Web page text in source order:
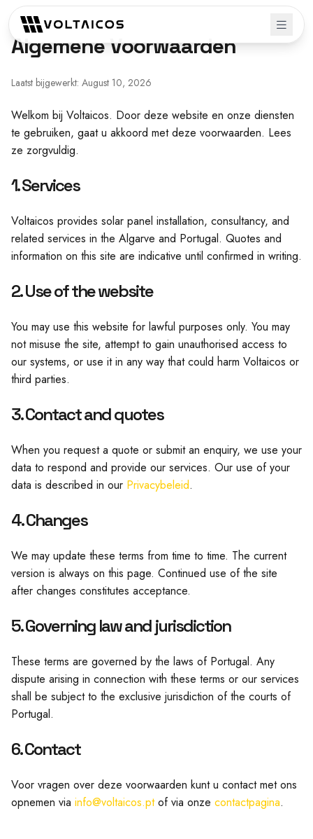
Algemene Voorwaarden
Laatst bijgewerkt: August 10, 2026
Welkom bij Voltaicos. Door deze website en onze diensten
te gebruiken, gaat u akkoord met deze voorwaarden. Lees
ze zorgvuldig.
1. Services
Voltaicos provides solar panel installation, consultancy, and
related services in the Algarve and Portugal. Quotes and
information on this site are indicative until confirmed in writing.
2. Use of the website
You may use this website for lawful purposes only. You may
not misuse the site, attempt to gain unauthorised access to
our systems, or use it in any way that could harm Voltaicos or
third parties.
3. Contact and quotes
When you request a quote or submit an enquiry, we use your
data to respond and provide our services. Our use of your
data is described in our Privacybeleid.
4. Changes
We may update these terms from time to time. The current
version is always on this page. Continued use of the site
after changes constitutes acceptance.
5. Governing law and jurisdiction
These terms are governed by the laws of Portugal. Any
dispute arising in connection with these terms or our services
shall be subject to the exclusive jurisdiction of the courts of
Portugal.
6. Contact
Voor vragen over deze voorwaarden kunt u contact met ons
opnemen via info@voltaicos.ptof via onze contactpagina.